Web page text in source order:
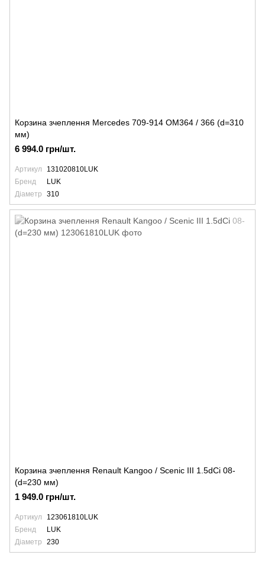
Корзина зчеплення Mercedes 709-914 OM364 / 366 (d=310
мм)
6 994.0 грн/шт.
Артикул
131020810LUK
Бренд
LUK
Діаметр
310
Корзина зчеплення Renault Kangoo / Scenic III 1.5dCi 08-
(d=230 мм)
1 949.0 грн/шт.
Артикул
123061810LUK
Бренд
LUK
Діаметр
230